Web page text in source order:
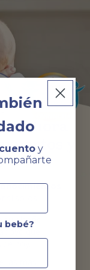
ahora
y
diseño
que
y
bebé?